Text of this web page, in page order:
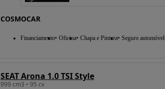
COSMOCAR
Financiamento Oficina Chapa e Pintura Seguro automóvel
SEAT Arona 1.0 TSI Style
999 cm3 • 95 cv